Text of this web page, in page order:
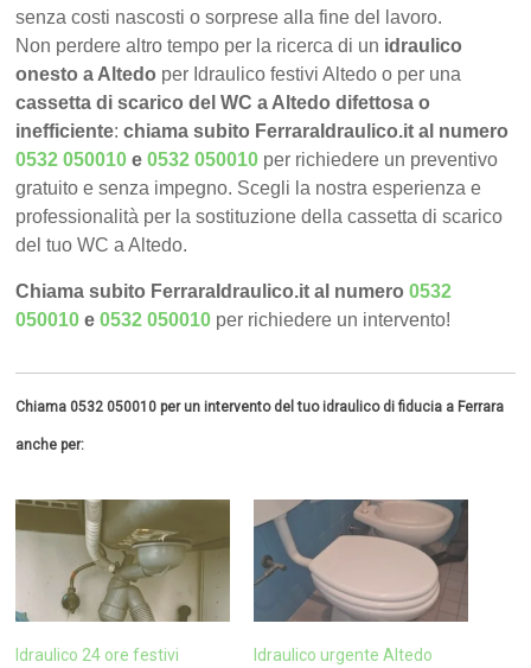
senza costi nascosti o sorprese alla fine del lavoro.
Non perdere altro tempo per la ricerca di un idraulico
onesto a Altedo per Idraulico festivi Altedo o per una
cassetta di scarico del WC a Altedo difettosa o
inefficiente:chiama subito FerraraIdraulico.it al numero
0532 050010 e0532 050010 per richiedere un preventivo
gratuito e senza impegno. Scegli la nostra esperienza e
professionalità per la sostituzione della cassetta di scarico
del tuo WC a Altedo.
Chiama subito FerraraIdraulico.it al numero0532
050010 e0532 050010 per richiedere un intervento!
Chiama 0532 050010 per un intervento del tuo idraulico di fiducia a Ferrara
anche per:
Idraulico 24 ore festivi
Idraulico urgente Altedo